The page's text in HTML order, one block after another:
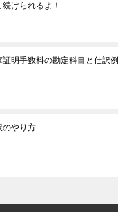
続けられるよ！
証明手数料の勘定科目と仕訳例
のやり方